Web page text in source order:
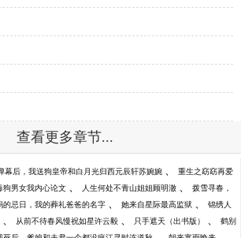
查看更多章节...
幕后，我送狗皇帝和白月光归西元辰轩苏婉婉 、 重生之窈窈再爱
狗男女我内心论文 、 人生何处不青山姐姐顾明澈 、 拨雪寻春，
的忌日，我的葬礼爸爸的名字 、 她来自星际最高监狱 、 锦绣人
、 从前不待春风慢祝如星许云毅 、 只手遮天（出书版） 、 鹤别